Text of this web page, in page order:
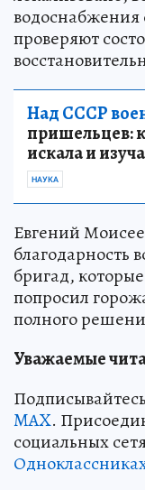
проверяют
Над СССР
пришельцев:
искала и
НАУКА
Евгений
благодарность
бригад,
попросил
полного
Уважаемые
MAX.
социальных